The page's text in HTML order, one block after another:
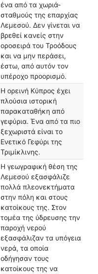
ένα από τα χωριά-
σταθμούς της επαρχίας
Λεμεσού. Δεν γίνεται να
βρεθεί κανείς στην
οροσειρά του Τροόδους
και να μην περάσει,
έστω, από αυτόν τον
υπέροχο προορισμό.
Η ορεινή Κύπρος έχει
πλούσια ιστορική
παρακαταθήκη από
γεφύρια. Ένα από τα πιο
ξεχωριστά είναι το
Ενετικό Γεφύρι της
Τριμίκλινης.
Η γεωγραφική θέση της
Λεμεσού εξασφάλιζε
πολλά πλεονεκτήματα
στην πόλη και στους
κατοίκους της. Στον
τομέα της ύδρευσης την
παροχή νερού
εξασφάλιζαν τα υπόγεια
νερά, τα οποία
οδήγησαν τους
κατοίκους της να